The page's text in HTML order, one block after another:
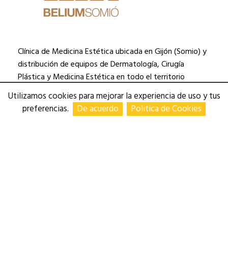
Utilizamos cookies para mejorar la experiencia de uso y tus
preferencias.
De acuerdo Politica de Cookies
Clínica de Medicina Estética ubicada en Gijón (Somio) y
distribución de equipos de Dermatología, Cirugía
Plástica y Medicina Estética en todo el territorio
nacional.
https://www.beliumsomio.es/